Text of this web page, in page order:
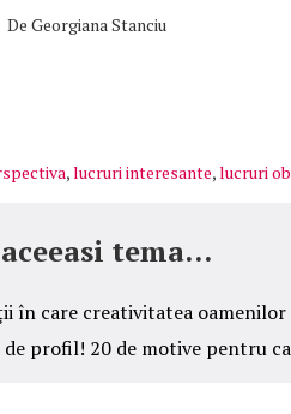
De Georgiana Stanciu
,lucruri interesante,lucruri
tema...
în care creativitatea
profil! 20 de motive pentru